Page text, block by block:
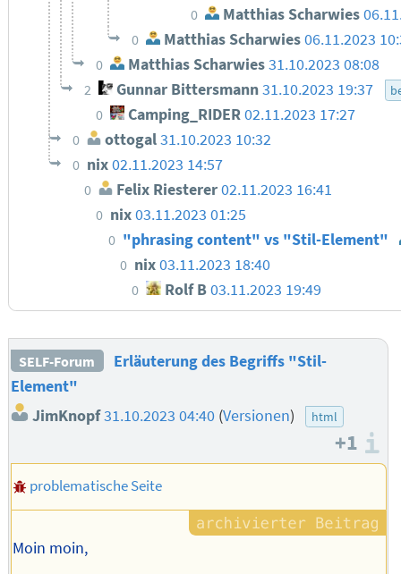
0 Matthias Scharwies
0 Matthias Scharwies06.11.2023
0 Matthias Scharwies31.10.2023 08:08
2 Gunnar Bittersmann31.10.2023 19:37
0 Camping_RIDER02.11.2023 17:27
0 ottogal31.10.2023 10:32
0 nix02.11.2023 14:57
0 Felix Riesterer02.11.2023 16:41
0 nix03.11.2023 01:25
0 "phrasing content" vs "Stil-Element"
0 nix03.11.2023 18:40
0 Rolf B 03.11.2023 19:49
SELF-Forum
Erläuterung des Begriffs "Stil-
Element"
JimKnopf 31.10.2023 04:40 (Versionen) html
+1
problematische Seite
Moin moin,